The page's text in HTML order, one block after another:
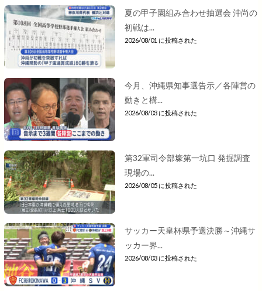
夏の甲子園組み合わせ抽選会 沖尚の
初戦は...
2026/08/01 に投稿された
今月、沖縄県知事選告示／各陣営の
動きと構...
2026/08/03 に投稿された
第32軍司令部壕第一坑口 発掘調査
現場の...
2026/08/05 に投稿された
サッカー天皇杯県予選決勝～沖縄サ
ッカー界...
2026/08/03 に投稿された